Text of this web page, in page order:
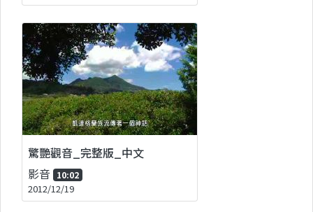
驚艷觀音_完整版_中文
影音 10:02
2012/12/19